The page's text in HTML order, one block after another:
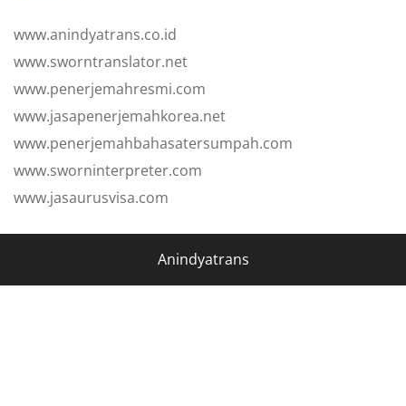
www.anindyatrans.co.id
www.sworntranslator.net
www.penerjemahresmi.com
www.jasapenerjemahkorea.net
www.penerjemahbahasatersumpah.com
www.sworninterpreter.com
www.jasaurusvisa.com
Anindyatrans